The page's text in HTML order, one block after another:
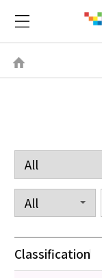
Classification